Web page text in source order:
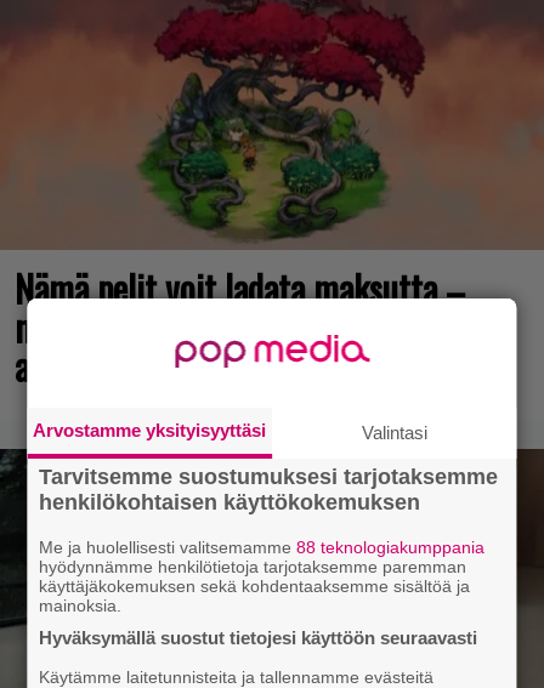
Nämä pelit voit ladata maksutta –
mukana todella kehuttu
arvostelumenestys
Arvostamme yksityisyyttäsi Valintasi
Tarvitsemme suostumuksesi tarjotaksemme
henkilökohtaisen käyttökokemuksen
Me ja huolellisesti valitsemamme88 teknologiakumppania
hyödynnämme henkilötietoja tarjotaksemme paremman
käyttäjäkokemuksen sekä kohdentaaksemme sisältöä ja
mainoksia.
Hyväksymällä suostut tietojesi käyttöön seuraavasti
Käytämme laitetunnisteita ja tallennamme evästeitä